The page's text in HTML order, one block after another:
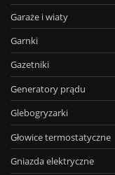
Garaże i wiaty
Garnki
Gazetniki
Generatory prądu
Glebogryzarki
Głowice termostatyczne
Gniazda elektryczne